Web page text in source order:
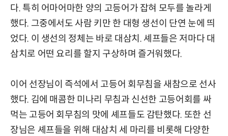
다. 특히 어마어마한 양의 고등어가 잡혀 모두를 놀라게
했다. 그중에서도 사람 키만 한 대형 생선이 단연 눈에 띄
었다. 이 생선의 정체는 바로 대삼치. 셰프들은 저마다 대
삼치로 어떤 요리를 할지 구상하며 즐거워했다.
이어 선장님이 즉석에서 고등어 회무침을 새참으로 선사
했다. 김에 매콤한 미나리 무침과 신선한 고등어회를 싸
먹는 고등어 회무침의 맛에 셰프들도 감탄했다. 또한 선
장님은 셰프들을 위해 대삼치 세 마리를 비롯해 다양한